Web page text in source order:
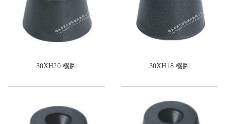
30XH20 機腳 30XH18 機腳